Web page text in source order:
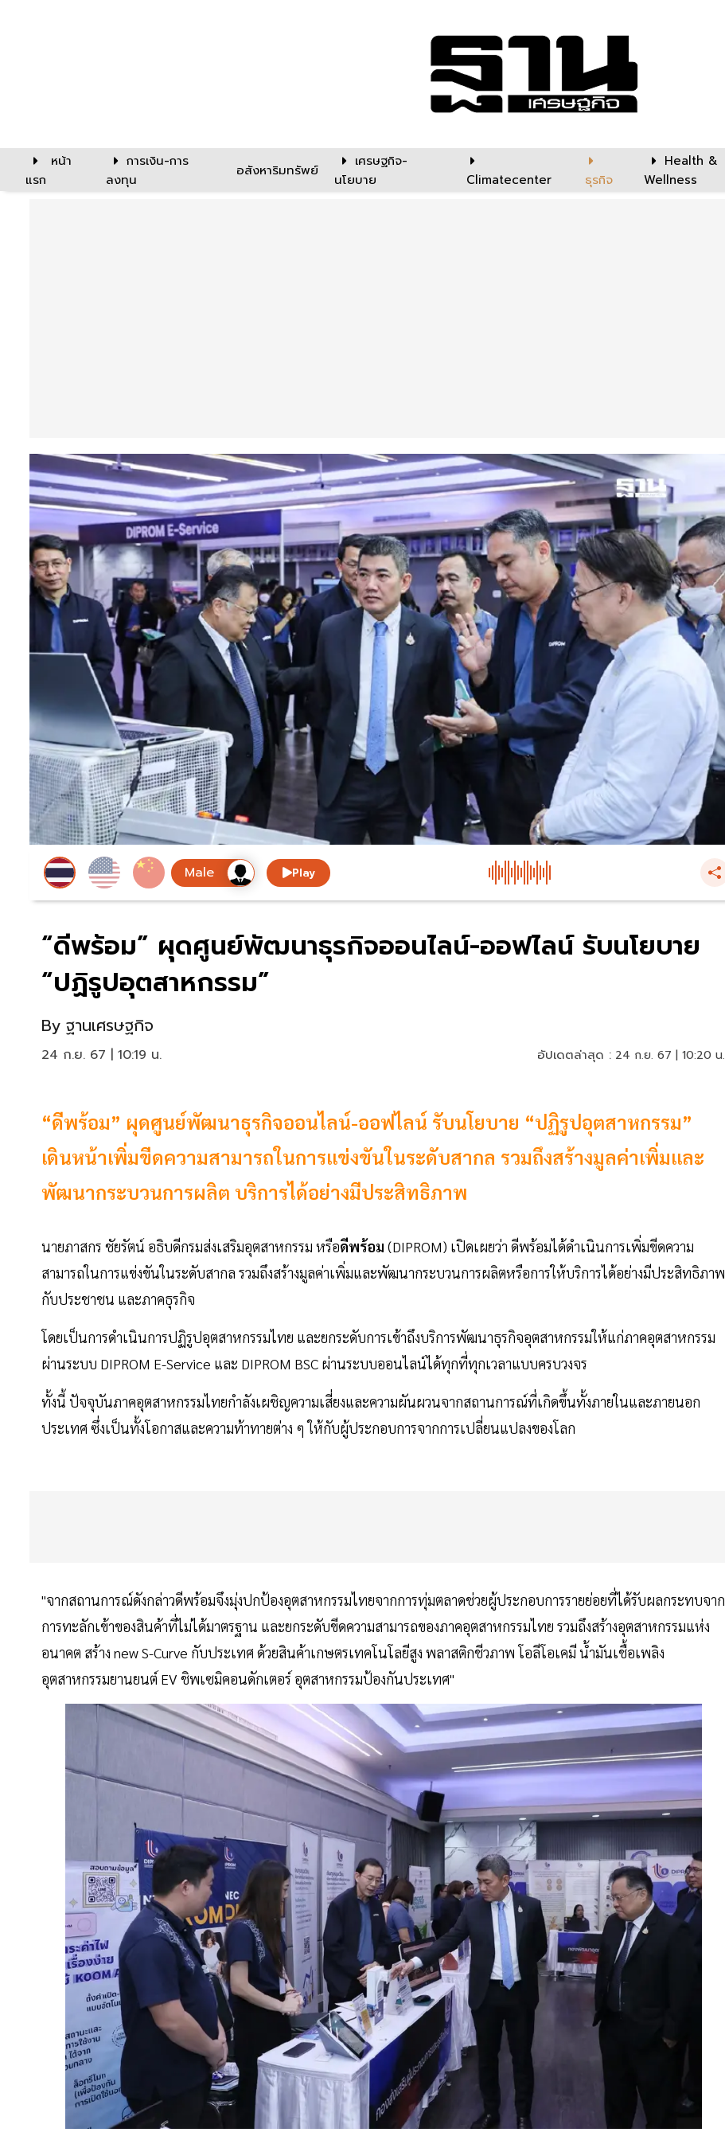
หน้า
แรก
การเงิน-การ
ลงทุน
อสังหาริมทรัพย์
เศรษฐกิจ-
นโยบาย
Climatecenter ธุรกิจ
Health &
Wellness
Play
“ดีพร้อม” ผุดศูนย์พัฒนาธุรกิจออนไลน์-ออฟไลน์ รับนโยบาย
“ปฏิรูปอุตสาหกรรม”
By ฐานเศรษฐกิจ
24 ก.ย. 67 | 10:19 น. อัปเดตล่าสุด : 24 ก.ย. 67 | 10:20 น.
“ดีพร้อม” ผุดศูนย์พัฒนาธุรกิจออนไลน์-ออฟไลน์ รับนโยบาย “ปฏิรูปอุตสาหกรรม”
เดินหน้าเพิ่มขีดความสามารถในการแข่งขันในระดับสากล รวมถึงสร้างมูลค่าเพิ่มและ
พัฒนากระบวนการผลิต บริการได้อย่างมีประสิทธิภาพ
นายภาสกร ชัยรัตน์ อธิบดีกรมส่งเสริมอุตสาหกรรม หรือดีพร้อม (DIPROM) เปิดเผยว่า ดีพร้อมได้ดำเนินการเพิ่มขีดความ
สามารถในการแข่งขันในระดับสากล รวมถึงสร้างมูลค่าเพิ่มและพัฒนากระบวนการผลิตหรือการให้บริการได้อย่างมีประสิทธิภาพ
กับประชาชน และภาคธุรกิจ
โดยเป็นการดำเนินการปฏิรูปอุตสาหกรรมไทย และยกระดับการเข้าถึงบริการพัฒนาธุรกิจอุตสาหกรรมให้แก่ภาคอุตสาหกรรม
ผ่านระบบ DIPROM E-Service และ DIPROM BSC ผ่านระบบออนไลน์ได้ทุกที่ทุกเวลาแบบครบวงจร
ทั้งนี้ ปัจจุบันภาคอุตสาหกรรมไทยกำลังเผชิญความเสี่ยงและความผันผวนจากสถานการณ์ที่เกิดขึ้นทั้งภายในและภายนอก
ประเทศ ซึ่งเป็นทั้งโอกาสและความท้าทายต่าง ๆ ให้กับผู้ประกอบการจากการเปลี่ยนแปลงของโลก
"จากสถานการณ์ดังกล่าวดีพร้อมจึงมุ่งปกป้องอุตสาหกรรมไทยจากการทุ่มตลาดช่วยผู้ประกอบการรายย่อยที่ได้รับผลกระทบจาก
การทะลักเข้าของสินค้าที่ไม่ได้มาตรฐาน และยกระดับขีดความสามารถของภาคอุตสาหกรรมไทย รวมถึงสร้างอุตสาหกรรมแห่ง
อนาคต สร้าง new S-Curve กับประเทศ ด้วยสินค้าเกษตรเทคโนโลยีสูง พลาสติกชีวภาพ โอลีโอเคมี น้ำมันเชื้อเพลิง
อุตสาหกรรมยานยนต์ EV ชิพเซมิคอนดักเตอร์ อุตสาหกรรมป้องกันประเทศ"